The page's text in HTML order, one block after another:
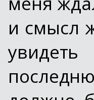
и смысл